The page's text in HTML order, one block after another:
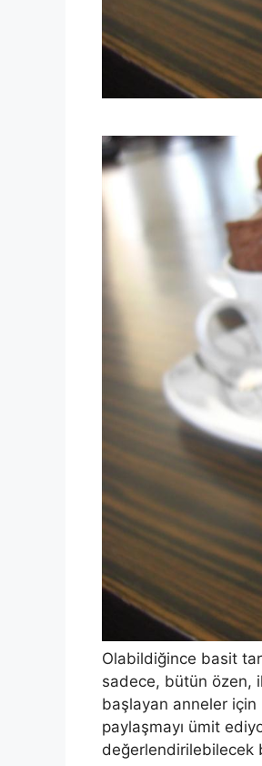
Olabildiğince basit
sadece, bütün özen,
başlayan anneler
paylaşmayı ümit
değerlendirilebilecek